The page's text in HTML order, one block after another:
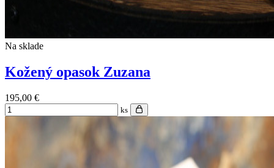
Na sklade
Kožený opasok Zuzana
195,00 €
ks